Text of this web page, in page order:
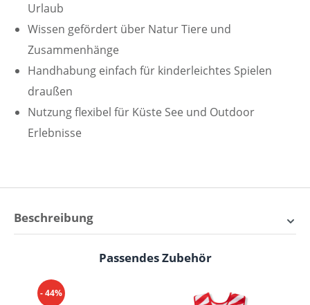
Urlaub
Wissen gefördert über Natur Tiere und
Zusammenhänge
Handhabung einfach für kinderleichtes Spielen
draußen
Nutzung flexibel für Küste See und Outdoor
Erlebnisse
Beschreibung
Set – Sommerabenteuer am
Meer
Produktgalerie überspringen
Passendes Zubehör
- 44%